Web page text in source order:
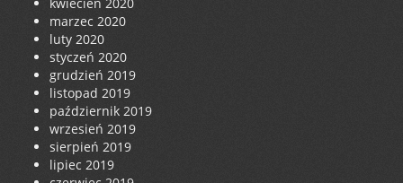
marzec 2020
luty 2020
styczeń 2020
grudzień 2019
listopad 2019
październik 2019
wrzesień 2019
sierpień 2019
lipiec 2019